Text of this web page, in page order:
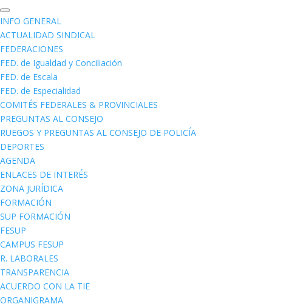
INFO GENERAL
ACTUALIDAD SINDICAL
FEDERACIONES
FED. de Igualdad y Conciliación
FED. de Escala
FED. de Especialidad
COMITÉS FEDERALES & PROVINCIALES
PREGUNTAS AL CONSEJO
RUEGOS Y PREGUNTAS AL CONSEJO DE POLICÍA
DEPORTES
AGENDA
ENLACES DE INTERÉS
ZONA JURÍDICA
FORMACIÓN
SUP FORMACIÓN
FESUP
CAMPUS FESUP
R. LABORALES
TRANSPARENCIA
ACUERDO CON LA TIE
ORGANIGRAMA